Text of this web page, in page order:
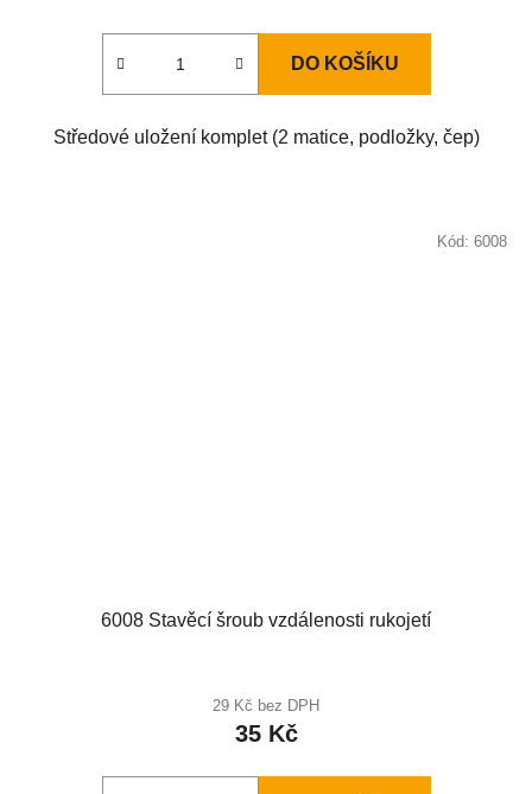
DO KOŠÍKU
Středové uložení komplet (2 matice, podložky, čep)
6008 Stavěcí šroub vzdálenosti rukojetí
29 Kč bez DPH
35 Kč
Kód: 6008